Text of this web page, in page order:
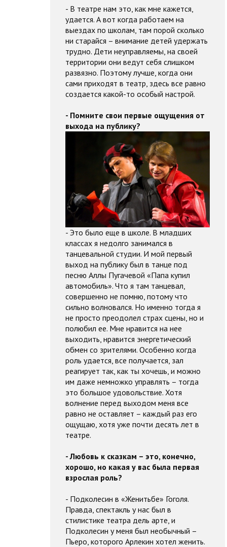
- В театре нам это, как мне кажется,
удается. А вот когда работаем на
выездах по школам, там порой сколько
ни старайся – внимание детей удержать
трудно. Дети неуправляемы, на своей
территории они ведут себя слишком
развязно. Поэтому лучше, когда они
сами приходят в театр, здесь все равно
создается какой-то особый настрой.
- Помните свои первые ощущения от
выхода на публику?
- Это было еще в школе. В младших
классах я недолго занимался в
танцевальной студии. И мой первый
выход на публику был в танце под
песню Аллы Пугачевой «Папа купил
автомобиль». Что я там танцевал,
совершенно не помню, потому что
сильно волновался. Но именно тогда я
не просто преодолел страх сцены, но и
полюбил ее. Мне нравится на нее
выходить, нравится энергетический
обмен со зрителями. Особенно когда
роль удается, все получается, зал
реагирует так, как ты хочешь, и можно
им даже немножко управлять – тогда
это большое удовольствие. Хотя
волнение перед выходом меня все
равно не оставляет – каждый раз его
ощущаю, хотя уже почти десять лет в
театре.
- Любовь к сказкам – это, конечно,
хорошо, но какая у вас была первая
взрослая роль?
- Подколесин в «Женитьбе» Гоголя.
Правда, спектакль у нас был в
стилистике театра дель арте, и
Подколесин у меня был необычный –
Пьеро, которого Арлекин хотел женить.